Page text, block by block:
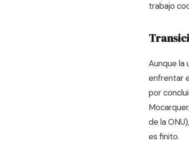
trabajo
Aunque la
enfrentar
por
de la
es finito.